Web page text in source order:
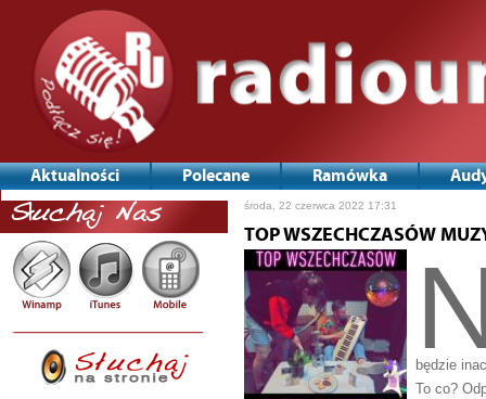
Aktualności Polecane Ramówka
Słuchaj Nas środa, 22 czerwca 2022 17:31
TOP WSZECHCZASÓW
będzie
To co?